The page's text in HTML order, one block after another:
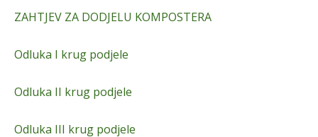
ZAHTJEV ZA DODJELU KOMPOSTERA
Odluka I krug podjele
Odluka II krug podjele
Odluka III krug podjele